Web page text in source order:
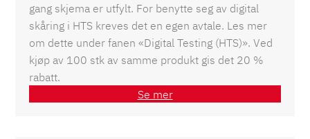
gang skjema er utfylt. For benytte seg av digital
skåring i HTS kreves det en egen avtale. Les mer
om dette under fanen «Digital Testing (HTS)». Ved
kjøp av 100 stk av samme produkt gis det 20 %
rabatt.
Se mer